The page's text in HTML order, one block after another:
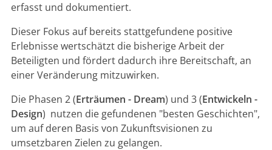
erfasst und dokumentiert.
Dieser Fokus auf bereits stattgefundene positive
Erlebnisse wertschätzt die bisherige Arbeit der
Beteiligten und fördert dadurch ihre Bereitschaft, an
einer Veränderung mitzuwirken.
Die Phasen 2 (Erträumen - Dream) und 3 (Entwickeln -
Design) nutzen die gefundenen "besten Geschichten",
um auf deren Basis von Zukunftsvisionen zu
umsetzbaren Zielen zu gelangen.